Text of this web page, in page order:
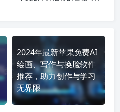
2024年最新苹果免费AI
绘画、写作与换脸软件
推荐，助力创作与学习
无界限